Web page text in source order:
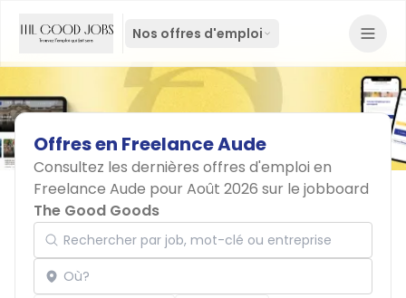
Nos offres d'emploi
Offresen FreelanceAude
Consultez les dernières offres d'emploi en
Freelance Aude pour Août 2026 sur le jobboard
The Good Goods
Rechercher par job, mot-clé ou entreprise
Localisation